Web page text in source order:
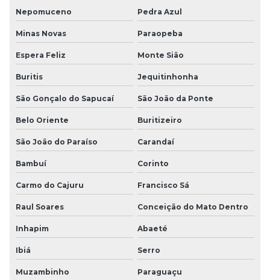
Nepomuceno Pedra Azul
Minas Novas Paraopeba
Espera Feliz Monte Sião
Buritis Jequitinhonha
São Gonçalo do Sapucaí São João da Ponte
Belo Oriente Buritizeiro
São João do Paraíso Carandaí
Bambuí Corinto
Carmo do Cajuru Francisco Sá
Raul Soares Conceição do Mato Dentro
Inhapim Abaeté
Ibiá Serro
Muzambinho Paraguaçu